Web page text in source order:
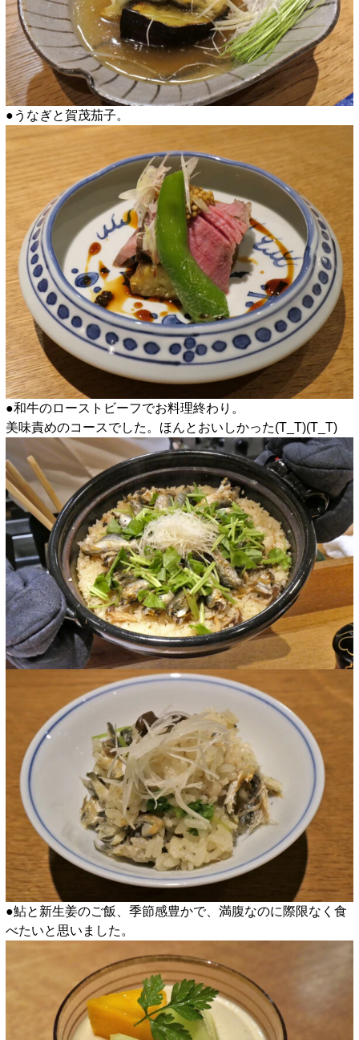
●うなぎと賀茂茄子。
●和牛のローストビーフでお料理終わり。
美味責めのコースでした。ほんとおいしかった(T_T)(T_T)
●鮎と新生姜のご飯、季節感豊かで、満腹なのに際限なく食
べたいと思いました。